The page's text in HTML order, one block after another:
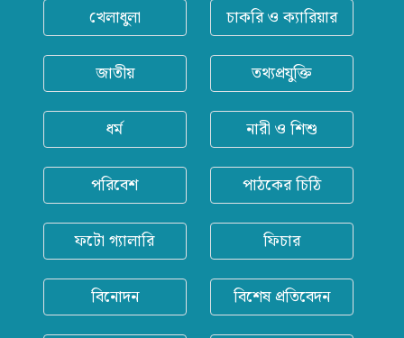
খেলাধুলা চাকরি ও ক্যারিয়ার
জাতীয় তথ্যপ্রযুক্তি
ধর্ম নারী ও শিশু
পরিবেশ পাঠকের চিঠি
ফটো গ্যালারি ফিচার
বিনোদন বিশেষ প্রতিবেদন